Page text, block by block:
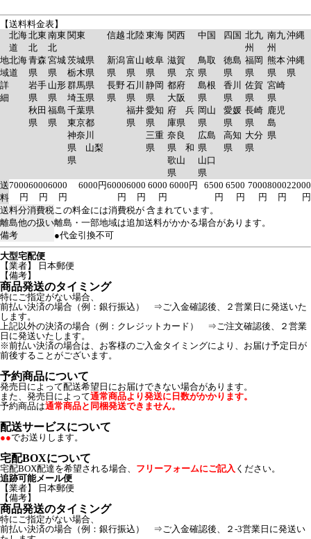
【送料料金表】
北海
道
北東
北
南東
北
関東 信越 北陸東海 関西 中国 四国 北九
州
南九
州
沖縄
地
域
詳
細
北海
道
青森
県
岩手
県
秋田
県
宮城
県
山形
県
福島
県
茨城県
栃木県
群馬県
埼玉県
千葉県
東京都
神奈川
県 山梨
県
新潟
県
長野
県
富山
県
石川
県
福井
県
岐阜
県
静岡
県
愛知
県
三重
県
滋賀
県 京
都府
大阪
府 兵
庫県
奈良
県 和
歌山
県
鳥取
県
島根
県
岡山
県
広島
県
山口
県
徳島
県
香川
県
愛媛
県
高知
県
福岡
県
佐賀
県
長崎
県
大分
県
熊本
県
宮崎
県
鹿児
島
県
沖縄
県
送
料
7000
円
6000
円
6000
円
6000円6000
円
6000
円
6000
円
6000円
6500
円
6500
円
7000
円
8000
円
22000
円
送料分消費税この料金には消費税が 含まれています。
離島他の扱い離島・一部地域は追加送料がかかる場合があります。
備考
●代金引換不可
大型宅配便
【業者】 日本郵便
【備考】
商品発送のタイミング
特にご指定がない場合、
前払い決済の場合（例：銀行振込） ⇒ご入金確認後、２営業日に発送いた
します。
上記以外の決済の場合（例：クレジットカード） ⇒ご注文確認後、２営業
日に発送いたします。
※前払い決済の場合は、お客様のご入金タイミングにより、お届け予定日が
前後することがございます。
予約商品について
発売日によって配送希望日にお届けできない場合があります。
また、発売日によって通常商品より発送に日数がかかります。
予約商品は通常商品と同梱発送できません。
配送サービスについて
●●でお送りします。
宅配BOXについて
宅配BOX配達を希望される場合、 フリーフォームにご記入 ください。
追跡可能メール便
【業者】 日本郵便
【備考】
商品発送のタイミング
特にご指定がない場合、
前払い決済の場合（例：銀行振込） ⇒ご入金確認後、２-3営業日に発送い